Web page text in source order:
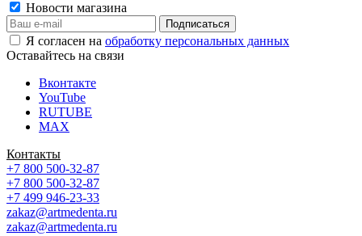
Новости магазина
Я согласен на обработку персональных данных
Оставайтесь на связи
Вконтакте
YouTube
RUTUBE
MAX
Контакты
+7 800 500-32-87
+7 800 500-32-87
+7 499 946-23-33
zakaz@artmedenta.ru
zakaz@artmedenta.ru